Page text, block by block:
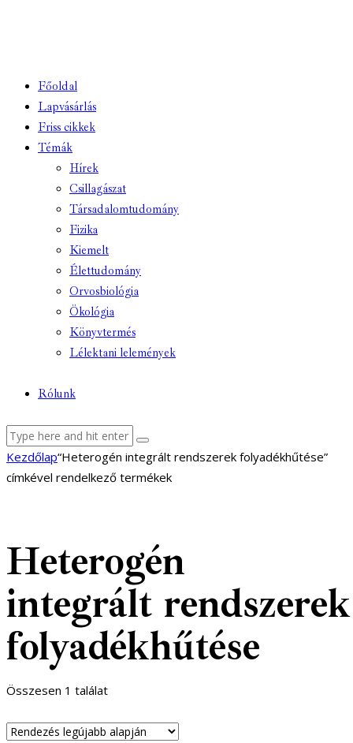
Főoldal
Lapvásárlás
Friss cikkek
Témák
Hírek
Csillagászat
Társadalomtudomány
Fizika
Kiemelt
Élettudomány
Orvosbiológia
Ökológia
Könyvtermés
Lélektani lelemények
Rólunk
facebook-
1
youtube-
1
email
Kezdőlap“Heterogén integrált rendszerek folyadékhűtése”
címkével rendelkező termékek
Heterogén
integrált rendszerek
folyadékhűtése
Összesen 1 találat